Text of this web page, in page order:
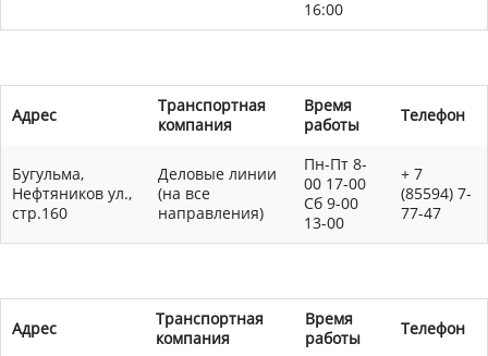
16:00
Адрес
Транспортная
компания
Время
работы
Телефон
Бугульма,
Нефтяников ул.,
стр.160
Деловые линии
(на все
направления)
Пн-Пт 8-
00 17-00
Сб 9-00
13-00
+ 7
(85594) 7-
77-47
Адрес
Транспортная
компания
Время
работы
Телефон